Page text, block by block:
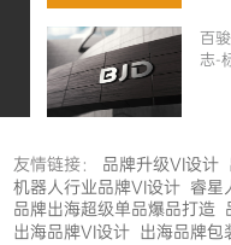
百
志-
友情链接： 品牌升级VI设计
机器人行业品牌VI设计 睿星
品牌出海超级单品爆品打造
出海品牌VI设计 出海品牌包